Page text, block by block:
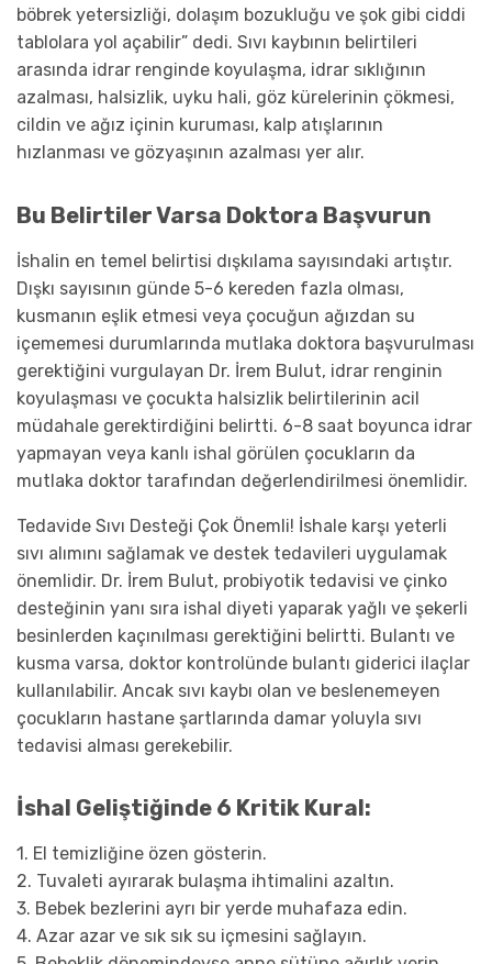
böbrek yetersizliği, dolaşım bozukluğu ve şok gibi ciddi
tablolara yol açabilir” dedi. Sıvı kaybının belirtileri
arasında idrar renginde koyulaşma, idrar sıklığının
azalması, halsizlik, uyku hali, göz kürelerinin çökmesi,
cildin ve ağız içinin kuruması, kalp atışlarının
hızlanması ve gözyaşının azalması yer alır.
Bu Belirtiler Varsa Doktora Başvurun
İshalin en temel belirtisi dışkılama sayısındaki artıştır.
Dışkı sayısının günde 5-6 kereden fazla olması,
kusmanın eşlik etmesi veya çocuğun ağızdan su
içememesi durumlarında mutlaka doktora başvurulması
gerektiğini vurgulayan Dr. İrem Bulut, idrar renginin
koyulaşması ve çocukta halsizlik belirtilerinin acil
müdahale gerektirdiğini belirtti. 6-8 saat boyunca idrar
yapmayan veya kanlı ishal görülen çocukların da
mutlaka doktor tarafından değerlendirilmesi önemlidir.
Tedavide Sıvı Desteği Çok Önemli! İshale karşı yeterli
sıvı alımını sağlamak ve destek tedavileri uygulamak
önemlidir. Dr. İrem Bulut, probiyotik tedavisi ve çinko
desteğinin yanı sıra ishal diyeti yaparak yağlı ve şekerli
besinlerden kaçınılması gerektiğini belirtti. Bulantı ve
kusma varsa, doktor kontrolünde bulantı giderici ilaçlar
kullanılabilir. Ancak sıvı kaybı olan ve beslenemeyen
çocukların hastane şartlarında damar yoluyla sıvı
tedavisi alması gerekebilir.
İshal Geliştiğinde 6 Kritik Kural:
1. El temizliğine özen gösterin.
2. Tuvaleti ayırarak bulaşma ihtimalini azaltın.
3. Bebek bezlerini ayrı bir yerde muhafaza edin.
4. Azar azar ve sık sık su içmesini sağlayın.